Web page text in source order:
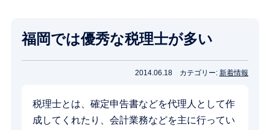
福岡では優秀な税理士が多い
2014.06.18 カテゴリー:新着情報
税理士とは、確定申告書などを代理人として作
成してくれたり、会計業務などを主に行ってい